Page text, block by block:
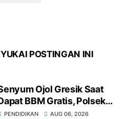
POSTINGAN INI
Ojol Gresik Saat
BBM Gratis, Polsek
dan YALPK Group
PENDIDIKAN AUG 06, 2026